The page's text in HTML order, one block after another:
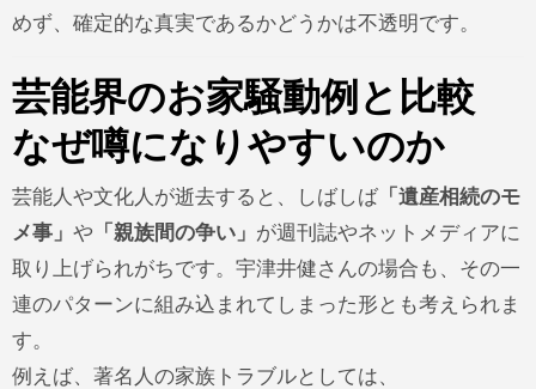
めず、確定的な真実であるかどうかは不透明です。
芸能界のお家騒動例と比較
なぜ噂になりやすいのか
芸能人や文化人が逝去すると、しばしば「遺産相続のモ
メ事」 や 「親族間の争い」 が週刊誌やネットメディアに
取り上げられがちです。宇津井健さんの場合も、その一
連のパターンに組み込まれてしまった形とも考えられま
す。
例えば、著名人の家族トラブルとしては、